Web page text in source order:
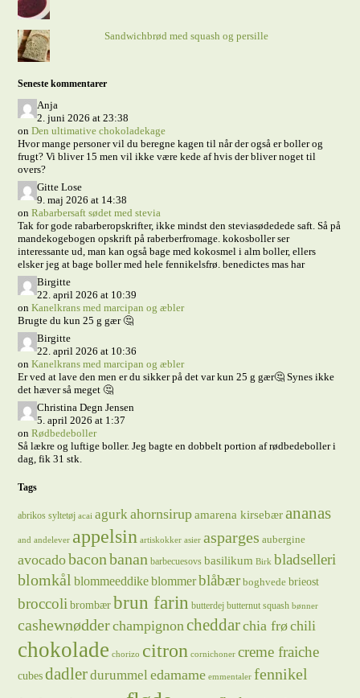
Sandwichbrød med squash og persille
Seneste kommentarer
Anja
2. juni 2026 at 23:38
onDen ultimative chokoladekage
Hvor mange personer vil du beregne kagen til når der også er boller og
frugt? Vi bliver 15 men vil ikke være kede af hvis der bliver noget til
overs?
Gitte Lose
9. maj 2026 at 14:38
onRabarbersaft sødet med stevia
Tak for gode rabarberopskrifter, ikke mindst den steviasødedede saft. Så på
mandekogebogen opskrift på raberberfromage. kokosboller ser
interessante ud, man kan også bage med kokosmel i alm boller, ellers
elsker jeg at bage boller med hele fennikelsfrø. benedictes mas har
Birgitte
22. april 2026 at 10:39
onKanelkrans med marcipan og æbler
Brugte du kun 25 g gær 🤔
Birgitte
22. april 2026 at 10:36
onKanelkrans med marcipan og æbler
Er ved at lave den men er du sikker på det var kun 25 g gær🤔 Synes ikke
det hæver så meget 🤔
Christina Degn Jensen
5. april 2026 at 1:37
onRødbedeboller
Så lækre og luftige boller. Jeg bagte en dobbelt portion af rødbedeboller i
dag, fik 31 stk.
Tags
abrikos syltetøj acai agurkahornsirupamarena kirsebærananas
and andelever appelsin artiskokker asier asparges aubergine
avocadobaconbanan barbecuesovs basilikum Birk bladselleri
blomkål blommeeddikeblommerblåbær boghvede brieost
broccoli brombær brun farin butterdej butternut squash bønner
cashewnødderchampignoncheddarchia frøchili
chokolade chorizo citron cornichoner creme fraiche
cubes dadlerdurummeledamame emmentaler fennikel